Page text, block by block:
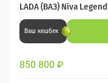
LADA (ВАЗ) Niva Legend
Ваш кешбек
850 800 ₽